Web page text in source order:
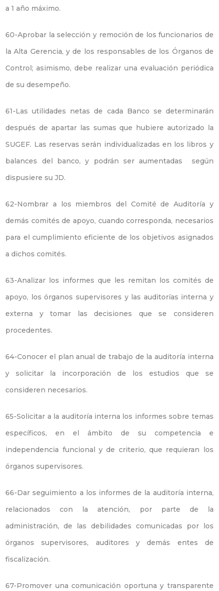
a 1 año máximo.
60-Aprobar la selección y remoción de los funcionarios de
la Alta Gerencia, y de los responsables de los Órganos de
Control; asimismo, debe realizar una evaluación periódica
de su desempeño.
61-Las utilidades netas de cada Banco se determinarán
después de apartar las sumas que hubiere autorizado la
SUGEF. Las reservas serán individualizadas en los libros y
balances del banco, y podrán ser aumentadas según
dispusiere su JD.
62-Nombrar a los miembros del Comité de Auditoría y
demás comités de apoyo, cuando corresponda, necesarios
para el cumplimiento eficiente de los objetivos asignados
a dichos comités.
63-Analizar los informes que les remitan los comités de
apoyo, los órganos supervisores y las auditorías interna y
externa y tomar las decisiones que se consideren
procedentes.
64-Conocer el plan anual de trabajo de la auditoría interna
y solicitar la incorporación de los estudios que se
consideren necesarios.
65-Solicitar a la auditoría interna los informes sobre temas
específicos, en el ámbito de su competencia e
independencia funcional y de criterio, que requieran los
órganos supervisores.
66-Dar seguimiento a los informes de la auditoría interna,
relacionados con la atención, por parte de la
administración, de las debilidades comunicadas por los
órganos supervisores, auditores y demás entes de
fiscalización.
67-Promover una comunicación oportuna y transparente